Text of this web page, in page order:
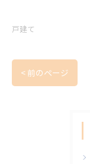
戸建て
< 前のページ